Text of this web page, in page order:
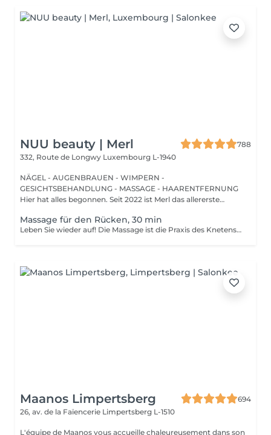
NUU beauty | Merl
788
332, Route de Longwy Luxembourg L-1940
NÄGEL - AUGENBRAUEN - WIMPERN -
GESICHTSBEHANDLUNG - MASSAGE - HAARENTFERNUNG
Hier hat alles begonnen. Seit 2022 ist Merl das allererste
Massage für den Rücken, 30 min
Leben Sie wieder auf! Die Massage ist die Praxis des Knetens oder Manipulierens der Muskeln und anderer Weichteile einer Person, um Stress zu reduzieren, Muskelschmerzen zu lindern, die Entspannung zu fördern und die Funktion des Immunsystems zu verbessern. Vorteile einer Rückenmassage für die Gesundheit: - reduziert Stress - entspannend - verbessert die Durchblutung - verbessert das Immunsystem des Körpers Wie wird die Rückenmassage für die Gesundheit durchgeführt? - Kopf und Nacken werden massiert - Schultern und Rücken werden massiert - Hände und Arme werden massiert Altersbeschränkungen: es gibt keine Altersbeschränkungen für dieses Verfahren. Empfehlungen nach dem Eingriff: nach dem Eingriff 2-3 Stunden keinen Sport und plötzliche Bewegungen machen. Frequenz: 1-2 Mal pro Woche, insgesamt 10 Mal. Wiederholen Sie den Eingriff alle 3-6 Monate.
Maanos Limpertsberg
694
26, av. de la Faïencerie Limpertsberg L-1510
L'équipe de Maanos vous accueille chaleureusement dans son